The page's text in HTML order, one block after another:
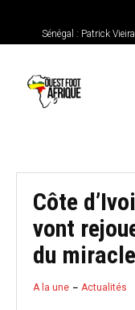
Sénégal : Patrick Vieira
CAN féminine 2026 : le
Côte
vont
du
A la une Actualités